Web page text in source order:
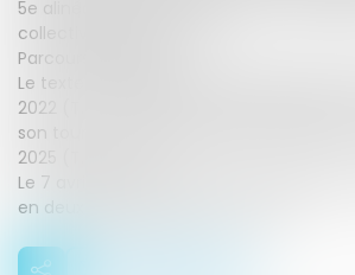
5e alinéa à l’article L. 5211-10 du code
collectivités territoriales).
Parcours législatif
Le texte a été adopté par l'Assemblée
2022 (T.A. n° 782), avec 105 votes pour
son tour, le Sénat a adopté la
2025 (T.A. n° 72).
Le 7 avril 2025, les députés ont adopté
en deuxième lecture (T.A. n° 93).